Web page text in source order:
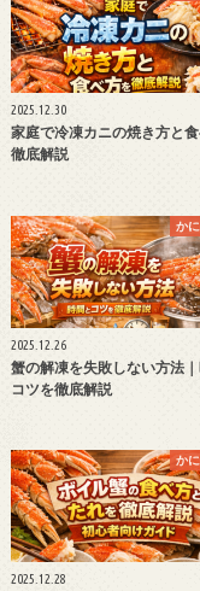
2025.12.30
家庭で冷凍カニの焼き方と
徹底解説
か
2025.12.26
蟹の解凍を失敗しない方法
コツを徹底解説
か
2025.12.28